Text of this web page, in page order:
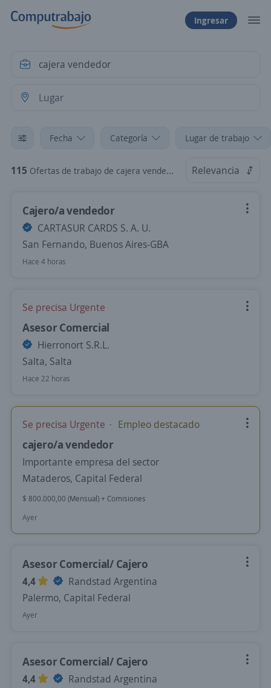
Ingresar
Fecha Categoría Lugar de trabajo
115 Ofertas de trabajo de cajera vendedor Relevancia
Cajero/a vendedor
CARTASUR CARDS S. A. U.
San Fernando, Buenos Aires-GBA
Hace 4 horas
Se precisa Urgente
Asesor Comercial
Hierronort S.R.L.
Salta, Salta
Hace 22 horas
Se precisa Urgente Empleo destacado
cajero/a vendedor
Importante empresa del sector
Mataderos, Capital Federal
$ 800.000,00 (Mensual) + Comisiones
Ayer
Asesor Comercial/ Cajero
4,4
Randstad Argentina
Palermo, Capital Federal
Ayer
Asesor Comercial/ Cajero
4,4
Randstad Argentina